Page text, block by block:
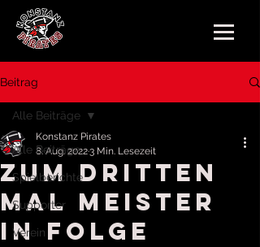
Beitrag
Alle Beiträge
Spielberichte
Supporter
Verein
Alle Beiträge
Zum dritten
Mal Meister
in Folge
Konstanz Pirates
8. Aug. 20223 Min. Lesezeit